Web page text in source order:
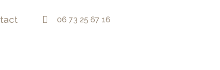
06 73 25 67 16